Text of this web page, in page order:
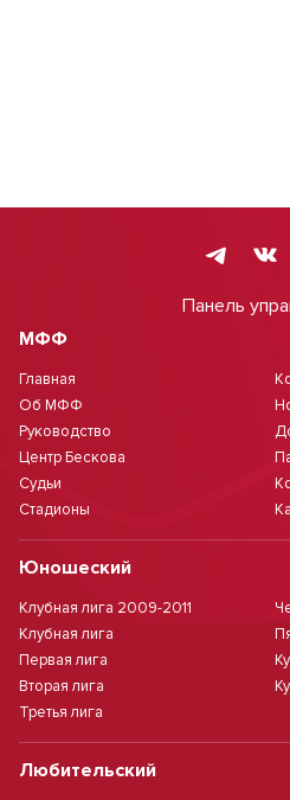
Панель
МФФ
Главная
Об МФФ
Руководство
Центр Бескова
Судьи
Стадионы
Юношеский
Клубная лига 2009-2011
Клубная лига
Первая лига
Вторая лига
Третья лига
Любительский